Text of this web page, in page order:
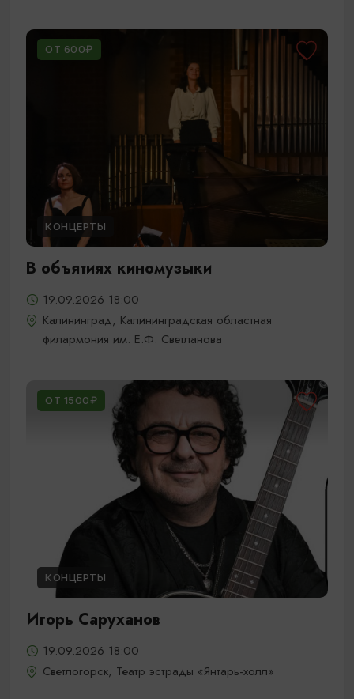
ОТ 600₽
КОНЦЕРТЫ
В объятиях киномузыки
19.09.2026 18:00
Калининград, Калининградская областная
филармония им. Е.Ф. Светланова
ОТ 1500₽
КОНЦЕРТЫ
Игорь Саруханов
19.09.2026 18:00
Светлогорск, Театр эстрады «Янтарь-холл»